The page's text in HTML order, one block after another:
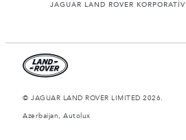
JAGUAR LAND ROVER KORPORATİV
© JAGUAR LAND ROVER LIMITED 2026.
Azerbaijan, Autolux